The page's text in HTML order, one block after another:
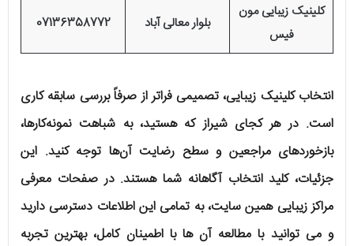
کلینیک زیبایی مون
فیس
بلوار معالی آباد 07136358772
انتخاب کلینیک زیبایی، تصمیمی فراتر از صرفاً بررسی سابقه کاری
است. در هر کجای شیراز که هستید، به شباهت نمونه‌کارها،
بازخوردهای مراجعین و سطح رضایت آن‌ها توجه کنید. این
جزئیات، کلید انتخاب آگاهانه شما هستند. در صفحات معرفی
مراکز زیبایی همین سایت، به تمامی این اطلاعات دسترسی دارید
و می توانید با مطالعه آن ها با اطمینان کامل، بهترین تجربه